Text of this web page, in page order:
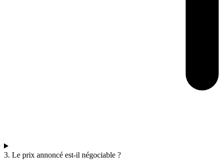
3. Le prix annoncé est-il négociable ?